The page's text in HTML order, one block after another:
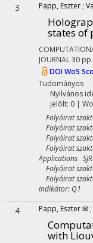
3 Papp, Eszter ;
states of
JOURNAL30
DOIWoS
Tudományos
Nyilvános
jelölt: 0 |
Folyóirat
Folyóirat
Folyóirat
Folyóirat
Applications
Folyóirat
Folyóirat
indikátor: Q1
4 Papp, Eszter ✉ ;
with